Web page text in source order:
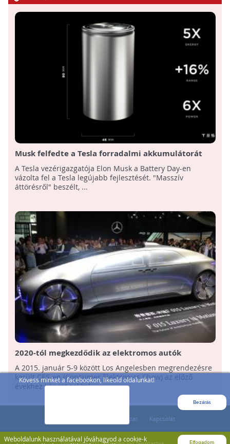
Kövess minket a facebookon, likeold oldalunkat!
Bezárás
Weboldalunk használatával jóváhagyod a cookie-k
Elfogadom
Musk felfedte a Tesla forradalmi akkumulátorát
A Tesla vezérigazgatója Elon Musk a Battery Day-en
vázolta fel a Tesla legújabb fejlesztését. "Masszív
áttörésről" beszélt, ...
2020-tól megkezdődik az elektromos autók
tömeggyártása
A 2015. január 5-9 között Los Angelesben megrendezésre
került CES-en (Consumer Elektronics Show) az előző
évekhez képest sokkal ...